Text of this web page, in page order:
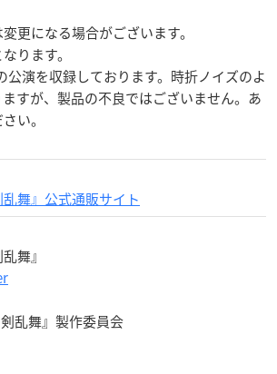
更になる場合がございます。
ります。
演を収録しております。時折ノイズのよ
すが、製品の不良ではございません。あ
い。
舞』公式通販サイト
舞』
乱舞』製作委員会